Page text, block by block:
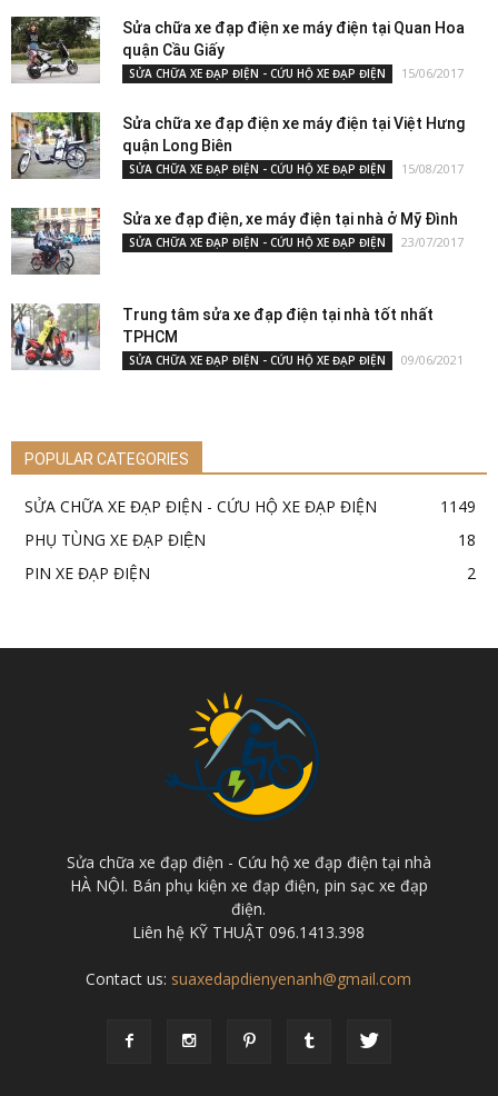
Sửa chữa xe đạp điện xe máy điện tại Quan Hoa
quận Cầu Giấy
SỬA CHỮA XE ĐẠP ĐIỆN - CỨU HỘ XE ĐẠP ĐIỆN 15/06/2017
Sửa chữa xe đạp điện xe máy điện tại Việt Hưng
quận Long Biên
SỬA CHỮA XE ĐẠP ĐIỆN - CỨU HỘ XE ĐẠP ĐIỆN 15/08/2017
Sửa xe đạp điện, xe máy điện tại nhà ở Mỹ Đình
SỬA CHỮA XE ĐẠP ĐIỆN - CỨU HỘ XE ĐẠP ĐIỆN 23/07/2017
Trung tâm sửa xe đạp điện tại nhà tốt nhất
TPHCM
SỬA CHỮA XE ĐẠP ĐIỆN - CỨU HỘ XE ĐẠP ĐIỆN 09/06/2021
POPULAR CATEGORIES
SỬA CHỮA XE ĐẠP ĐIỆN - CỨU HỘ XE ĐẠP ĐIỆN
1149
PHỤ TÙNG XE ĐẠP ĐIỆN
18
PIN XE ĐẠP ĐIỆN
2
Sửa chữa xe đạp điện - Cứu hộ xe đạp điện tại nhà
HÀ NỘI. Bán phụ kiện xe đạp điện, pin sạc xe đạp
điện.
Liên hệ KỸ THUẬT 096.1413.398
Contact us: suaxedapdienyenanh@gmail.com